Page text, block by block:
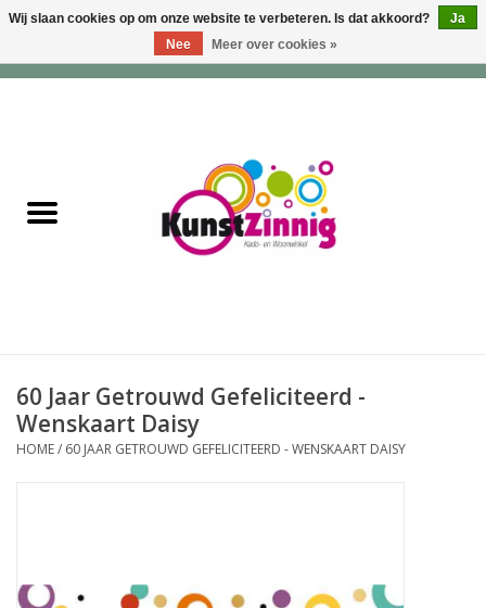
Wonen & Lifestyle
Tassen & Portemonnees
60 Jaar Getrouwd Gefeliciteerd -
Wenskaart Daisy
HOME/ 60 JAAR GETROUWD GEFELICITEERD - WENSKAART DAISY
Wij slaan cookies op om onze website te verbeteren. Is dat akkoord?
Ja
Nee
Meer over cookies »